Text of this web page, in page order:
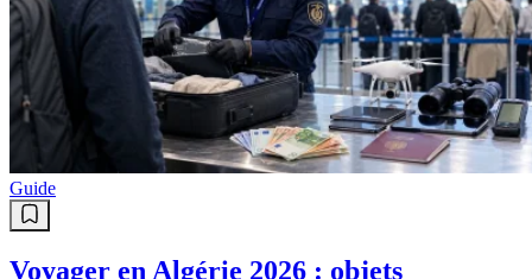
Guide
Voyager en Algérie 2026 : objets